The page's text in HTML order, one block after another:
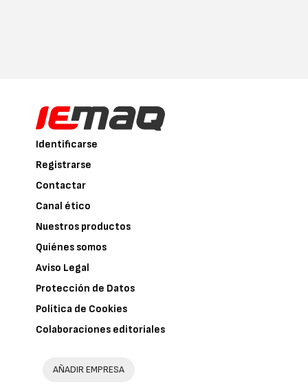
Identificarse
Registrarse
Contactar
Canal ético
Nuestros productos
Quiénes somos
Aviso Legal
Protección de Datos
Política de Cookies
Colaboraciones editoriales
AÑADIR EMPRESA